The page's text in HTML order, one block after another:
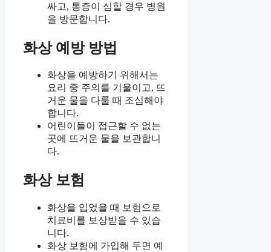
싸고, 통증이 심할 경우 병원
을 방문합니다.
화상 예방 방법
화상을 예방하기 위해서는
요리 중 주의를 기울이고, 뜨
거운 물을 다룰 때 조심해야
합니다.
어린이들이 접근할 수 없는
곳에 뜨거운 물을 보관합니
다.
화상 보험
화상을 입었을 때 보험으로
치료비를 보상받을 수 있습
니다.
화상 보험에 가입해 두면 예